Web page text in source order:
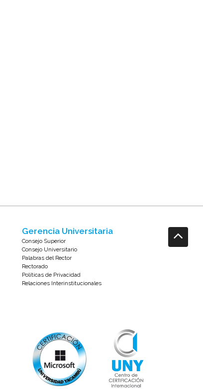
Gerencia Universitaria
Consejo Superior
Consejo Universitario
Palabras del Rector
Rectorado
Políticas de Privacidad
Relaciones Interinstitucionales